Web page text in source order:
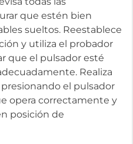
que estén bien
sueltos. Reestablece
y utiliza el probador
que el pulsador esté
Realiza
el pulsador
opera correctamente y
posición de